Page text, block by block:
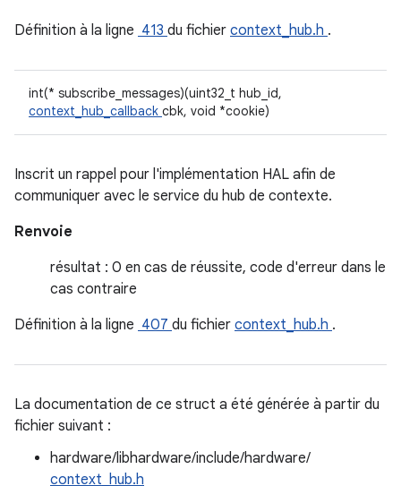
Définition à la ligne 413 du fichier context_hub.h .
int(* subscribe_messages)(uint32_t hub_id,
context_hub_callback cbk, void *cookie)
Inscrit un rappel pour l'implémentation HAL afin de
communiquer avec le service du hub de contexte.
Renvoie
résultat : 0 en cas de réussite, code d'erreur dans le
cas contraire
Définition à la ligne 407 du fichier context_hub.h .
La documentation de ce struct a été générée à partir du
fichier suivant :
hardware/libhardware/include/hardware/
context_hub.h